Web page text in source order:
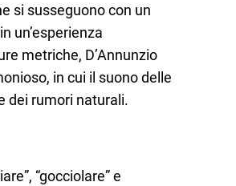
si susseguono con un
un’esperienza
metriche, D’Annunzio
in cui il suono delle
dei rumori naturali.
“gocciolare” e